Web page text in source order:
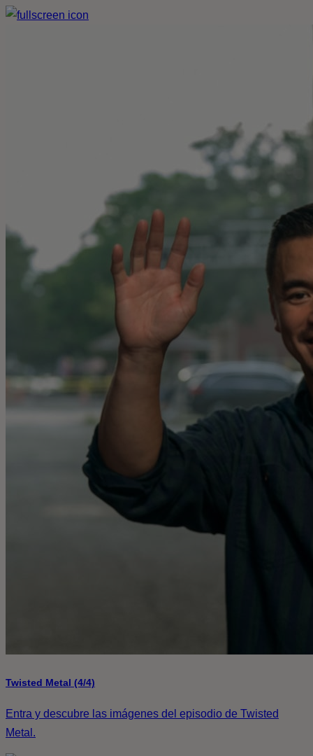
Twisted Metal (4/4)
Entra y descubre las imágenes del episodio de Twisted
Metal.